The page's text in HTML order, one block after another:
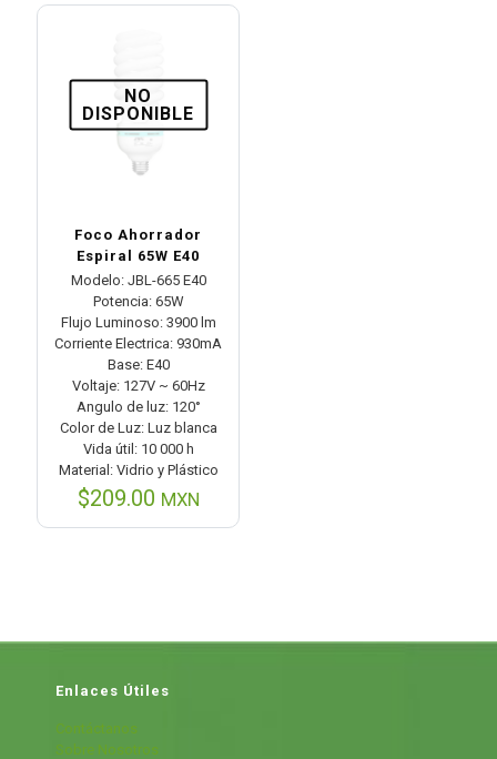
hasta
NO
DISPONIBLE
Foco Ahorrador
Espiral 65W E40
Modelo: JBL-665 E40
Potencia: 65W
Flujo Luminoso: 3900 lm
Corriente Electrica: 930mA
Base: E40
Voltaje: 127V ~ 60Hz
Angulo de luz: 120°
Color de Luz: Luz blanca
Vida útil: 10 000 h
Material: Vidrio y Plástico
$209.00 MXN
Enlaces Útiles
Contáctanos
Sobre Nosotros